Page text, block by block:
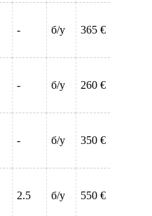
- б/у 365 €
- б/у 260 €
- б/у 350 €
2.5 б/у 550 €